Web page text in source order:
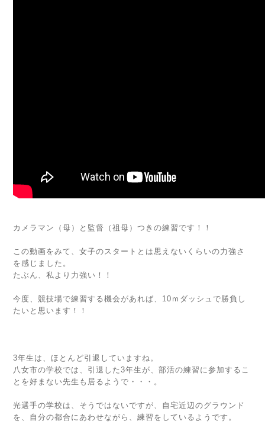
カメラマン（母）と監督（祖母）つきの練習です！！
この動画をみて、女子のスタートとは思えないくらいの力強さ
を感じました。
たぶん、私より力強い！！
今度、競技場で練習する機会があれば、10ｍダッシュで勝負し
たいと思います！！
3年生は、ほとんど引退していますね。
八女市の学校では、引退した3年生が、部活の練習に参加するこ
とを好まない先生も居るようで・・・。
光選手の学校は、そうではないですが、自宅近辺のグラウンド
を、自分の都合にあわせながら、練習をしているようです。